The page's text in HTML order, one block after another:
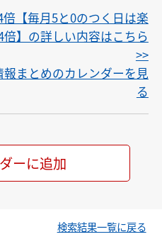
【毎月5と0のつく日は楽
】の詳しい内容はこちら
>>
まとめのカレンダーを見
る
ーに追加
検索結果一覧に戻る